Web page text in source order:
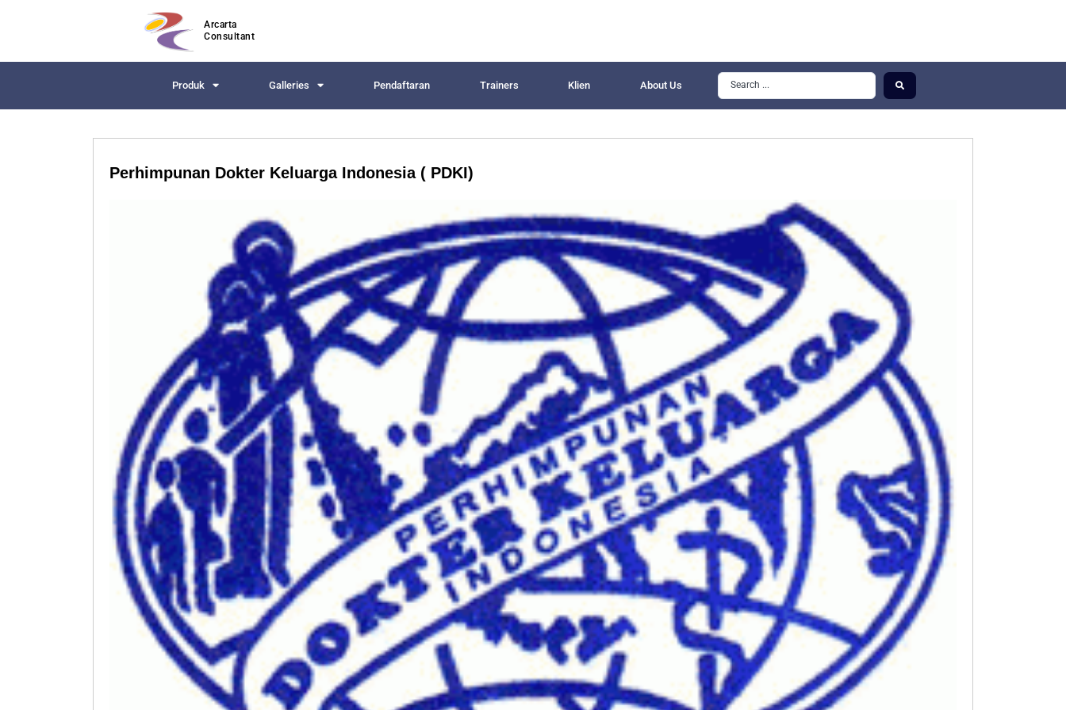
Arcarta
Consultant
Produk Galleries Pendaftaran Trainers Klien About Us
Perhimpunan Dokter Keluarga Indonesia ( PDKI)